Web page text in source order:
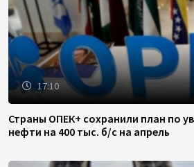
17:10
Страны ОПЕК+ сохранили план по
нефти на 400 тыс. б/с на апрель